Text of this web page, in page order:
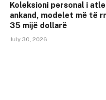
Koleksioni personal i
ankand, modelet më të
35 mijë dollarë
July 30, 2026